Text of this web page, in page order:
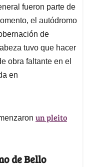
fueron parte de
el autódromo
de
tuvo que hacer
obra faltante en el
en
un pleito
de Bello